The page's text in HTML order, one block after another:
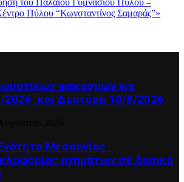
του Παλαιού Γυμνασίου Πύλου –
Πύλου “Κωνσταντίνος Σαμαράς”»
ψεκασμών για
και Δευτέρα 10/8/2026
Μεσσηνίας :
οχημάτων σε δασικά